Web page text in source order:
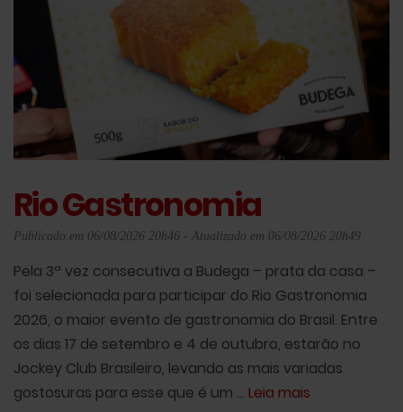
Rio Gastronomia
Publicado em 06/08/2026 20h46 - Atualizado em 06/08/2026 20h49
Pela 3ª vez consecutiva a Budega – prata da casa –
foi selecionada para participar do Rio Gastronomia
2026, o maior evento de gastronomia do Brasil. Entre
os dias 17 de setembro e 4 de outubro, estarão no
Jockey Club Brasileiro, levando as mais variadas
gostosuras para esse que é um ... Leia mais